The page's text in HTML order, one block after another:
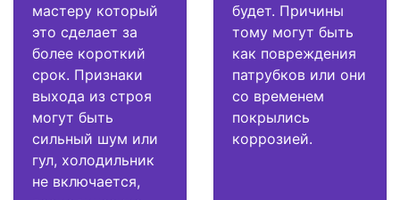
мастеру который
это сделает за
более короткий
срок. Признаки
выхода из строя
могут быть
сильный шум или
гул, холодильник
не включается,
будет. Причины
тому могут быть
как повреждения
патрубков или они
со временем
покрылись
коррозией.